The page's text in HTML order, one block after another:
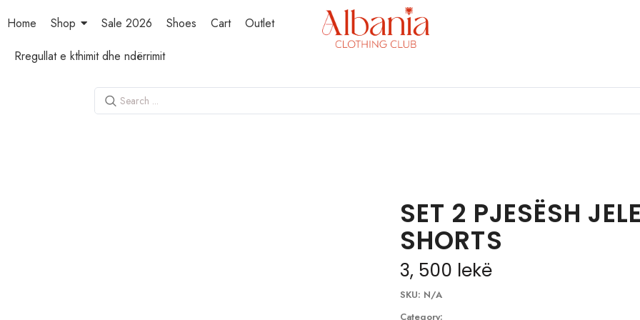
Home Shop Sale 2026 Shoes Cart
Outlet
Rregullat e kthimit dhe ndërrimit
SET 2 PJESËSH
SHORTS
3, 500 lekë
SKU: N/A
Category: